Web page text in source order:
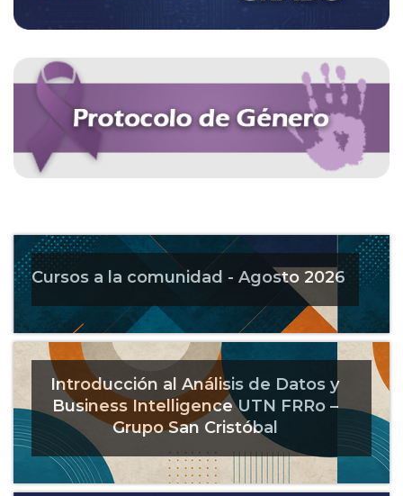
Cursos a la comunidad - Agosto 2026
Introducción al Análisis de Datos y
Business Intelligence UTN FRRo –
Grupo San Cristóbal